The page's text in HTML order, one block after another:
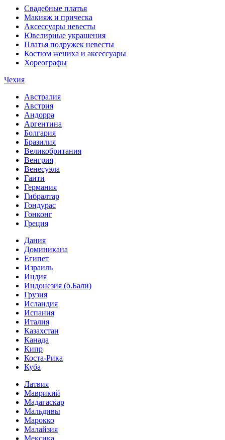
Свадебные платья
Макияж и прическа
Аксессуары невесты
Ювелирные украшения
Платья подружек невесты
Костюм жениха и аксессуары
Хореографы
Чехия
Австралия
Австрия
Андорра
Аргентина
Болгария
Бразилия
Великобритания
Венгрия
Венесуэла
Гаити
Германия
Гибралтар
Гондурас
Гонконг
Греция
Дания
Доминикана
Египет
Израиль
Индия
Индонезия (о.Бали)
Грузия
Исландия
Испания
Италия
Казахстан
Канада
Кипр
Коста-Рика
Куба
Латвия
Маврикий
Мадагаскар
Мальдивы
Марокко
Малайзия
Мексика